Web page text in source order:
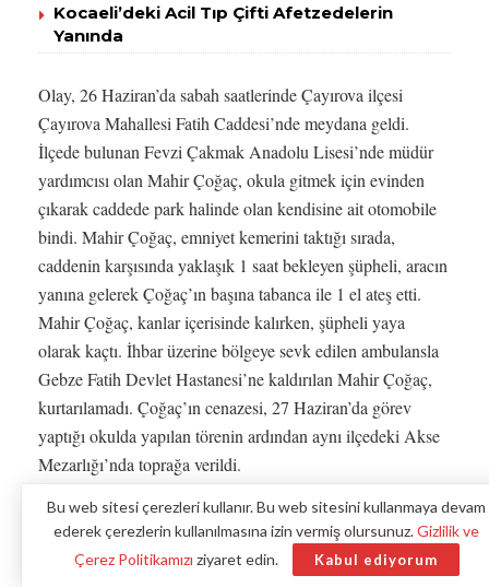
Kocaeli’deki Acil Tıp Çifti Afetzedelerin
Yanında
Olay, 26 Haziran’da sabah saatlerinde Çayırova ilçesi
Çayırova Mahallesi Fatih Caddesi’nde meydana geldi.
İlçede bulunan Fevzi Çakmak Anadolu Lisesi’nde müdür
yardımcısı olan Mahir Çoğaç, okula gitmek için evinden
çıkarak caddede park halinde olan kendisine ait otomobile
bindi. Mahir Çoğaç, emniyet kemerini taktığı sırada,
caddenin karşısında yaklaşık 1 saat bekleyen şüpheli, aracın
yanına gelerek Çoğaç’ın başına tabanca ile 1 el ateş etti.
Mahir Çoğaç, kanlar içerisinde kalırken, şüpheli yaya
olarak kaçtı. İhbar üzerine bölgeye sevk edilen ambulansla
Gebze Fatih Devlet Hastanesi’ne kaldırılan Mahir Çoğaç,
kurtarılamadı. Çoğaç’ın cenazesi, 27 Haziran’da görev
yaptığı okulda yapılan törenin ardından aynı ilçedeki Akse
Mezarlığı’nda toprağa verildi.
3 İLDE 11 KİŞİYE YÖNELİK OPERASYON
KocaeliEmniyet Müdürlüğü Asayiş Şube Müdürlüğü
Bu web sitesi çerezleri kullanır. Bu web sitesini kullanmaya devam
ederek çerezlerin kullanılmasına izin vermiş olursunuz.Gizlilik ve
Çerez Politikamızı ziyaret edin. Kabul ediyorum